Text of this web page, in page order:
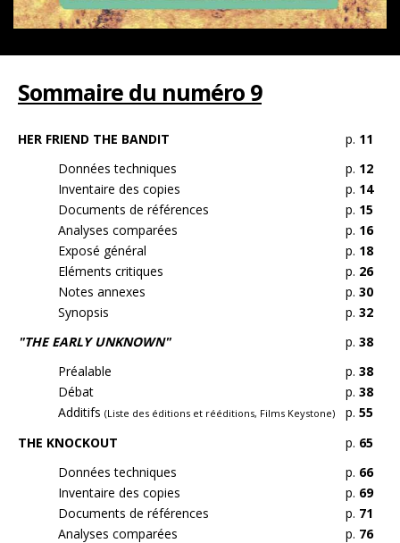
Sommaire du numéro 9
HER FRIEND THE BANDIT p. 11
Données techniques
p. 12
Inventaire des copies
p. 14
Documents de références
p. 15
Analyses comparées
p. 16
Exposé général
p. 18
Eléments critiques
p. 26
Notes annexes
p. 30
Synopsis
p. 32
"THE EARLY UNKNOWN"
p. 38
Préalable
p. 38
Débat
p. 38
Additifs (Liste des éditions et rééditions, Films Keystone) p. 55
THE KNOCKOUT
p. 65
Données techniques
p. 66
Inventaire des copies
p. 69
Documents de références
p. 71
Analyses comparées
p. 76